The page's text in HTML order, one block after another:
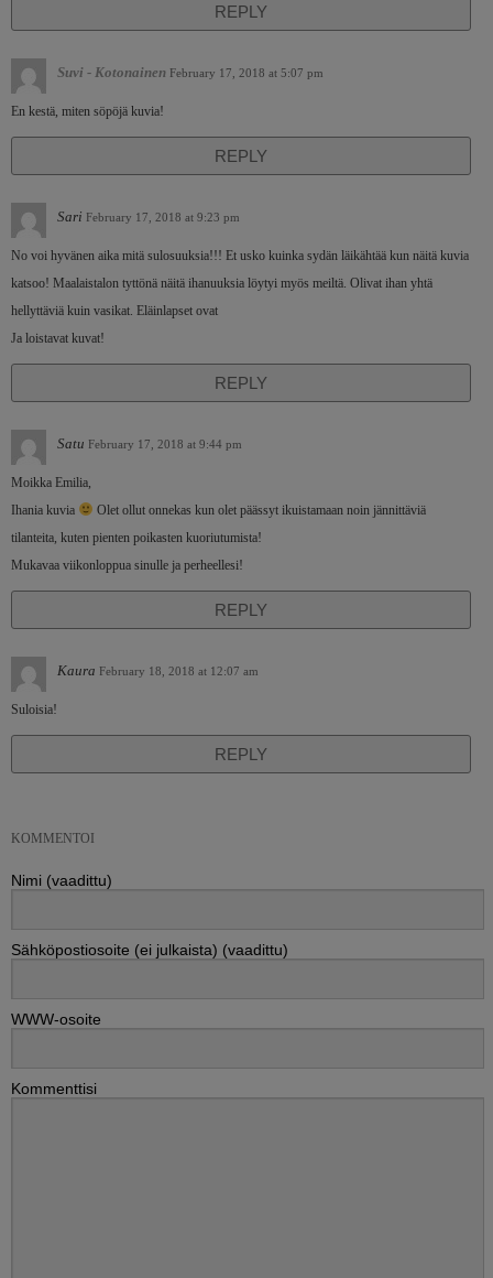
REPLY
Suvi - Kotonainen February 17, 2018 at 5:07 pm
En kestä, miten söpöjä kuvia!
REPLY
Sari February 17, 2018 at 9:23 pm
No voi hyvänen aika mitä sulosuuksia!!! Et usko kuinka sydän läikähtää kun näitä kuvia
katsoo! Maalaistalon tyttönä näitä ihanuuksia löytyi myös meiltä. Olivat ihan yhtä
hellyttäviä kuin vasikat. Eläinlapset ovat
Ja loistavat kuvat!
REPLY
Satu February 17, 2018 at 9:44 pm
Moikka Emilia,
Ihania kuvia
Olet ollut onnekas kun olet päässyt ikuistamaan noin jännittäviä
tilanteita, kuten pienten poikasten kuoriutumista!
Mukavaa viikonloppua sinulle ja perheellesi!
REPLY
Kaura February 18, 2018 at 12:07 am
Suloisia!
REPLY
KOMMENTOI
Nimi (vaadittu)
Sähköpostiosoite (ei julkaista) (vaadittu)
WWW-osoite
Kommenttisi